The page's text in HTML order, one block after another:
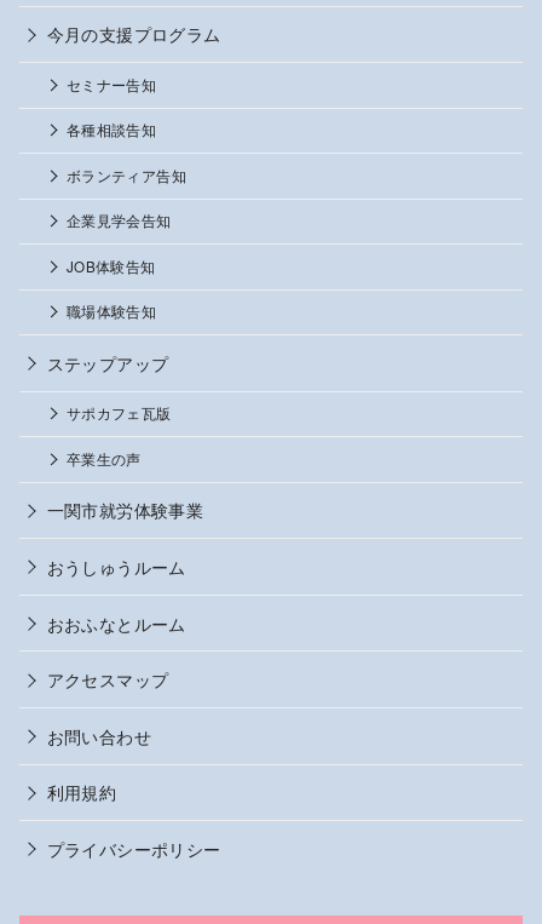
今月の支援プログラム
セミナー告知
各種相談告知
ボランティア告知
企業見学会告知
JOB体験告知
職場体験告知
ステップアップ
サポカフェ瓦版
卒業生の声
一関市就労体験事業
おうしゅうルーム
おおふなとルーム
アクセスマップ
お問い合わせ
利用規約
プライバシーポリシー